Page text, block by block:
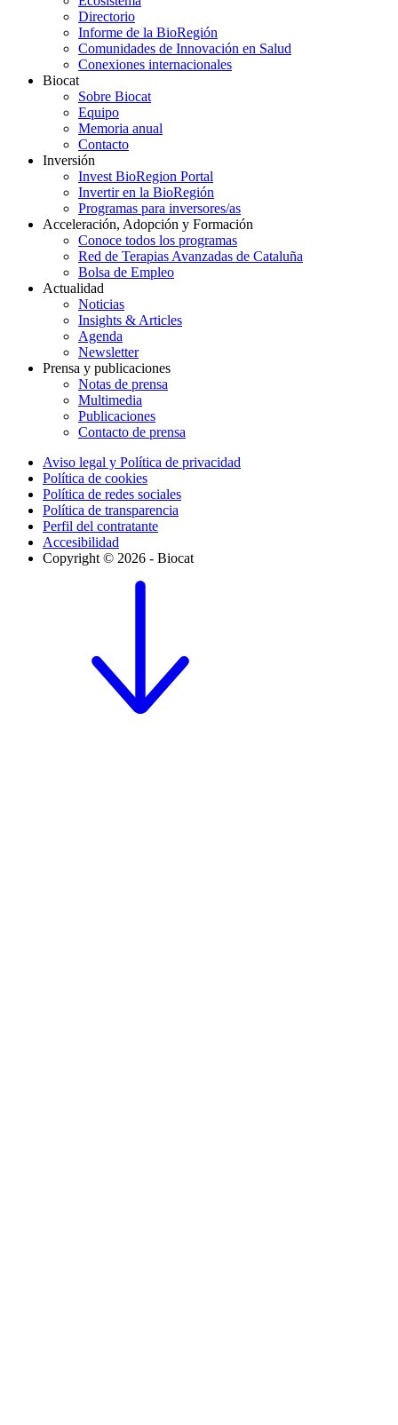
Directorio
Informe de la BioRegión
Comunidades de Innovación en Salud
Conexiones internacionales
Biocat
Sobre Biocat
Equipo
Memoria anual
Contacto
Inversión
Invest BioRegion Portal
Invertir en la BioRegión
Programas para inversores/as
Acceleración, Adopción y Formación
Conoce todos los programas
Red de Terapias Avanzadas de Cataluña
Bolsa de Empleo
Actualidad
Noticias
Insights & Articles
Agenda
Newsletter
Prensa y publicaciones
Notas de prensa
Multimedia
Publicaciones
Contacto de prensa
Aviso legal y Política de privacidad
Política de cookies
Política de redes sociales
Política de transparencia
Perfil del contratante
Accesibilidad
Copyright © 2026 - Biocat